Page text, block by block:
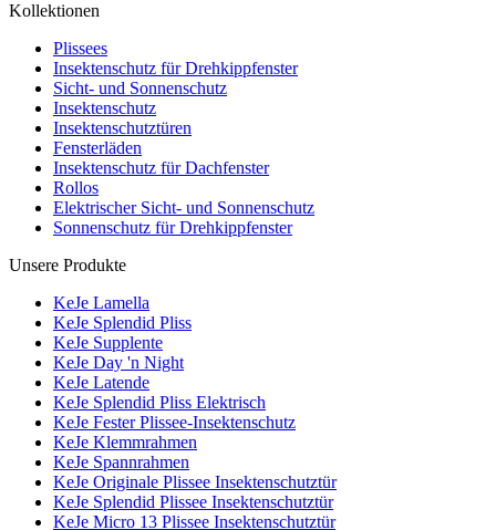
Kollektionen
Plissees
Insektenschutz für Drehkippfenster
Sicht- und Sonnenschutz
Insektenschutz
Insektenschutztüren
Fensterläden
Insektenschutz für Dachfenster
Rollos
Elektrischer Sicht- und Sonnenschutz
Sonnenschutz für Drehkippfenster
Unsere Produkte
KeJe Lamella
KeJe Splendid Pliss
KeJe Supplente
KeJe Day 'n Night
KeJe Latende
KeJe Splendid Pliss Elektrisch
KeJe Fester Plissee-Insektenschutz
KeJe Klemmrahmen
KeJe Spannrahmen
KeJe Originale Plissee Insektenschutztür
KeJe Splendid Plissee Insektenschutztür
KeJe Micro 13 Plissee Insektenschutztür